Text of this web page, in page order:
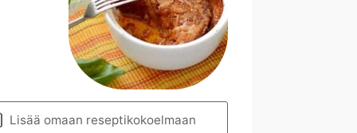
Lisää omaan reseptikokoelmaan